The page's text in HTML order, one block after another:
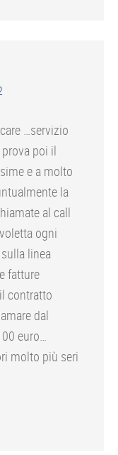
…servizio
poi il
e a molto
la
al call
ogni
linea
fatture
contratto
dal
euro…
molto più seri